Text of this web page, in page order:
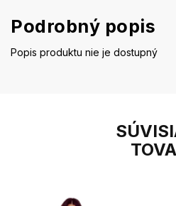
Podrobný popis
Popis produktu nie je dostupný